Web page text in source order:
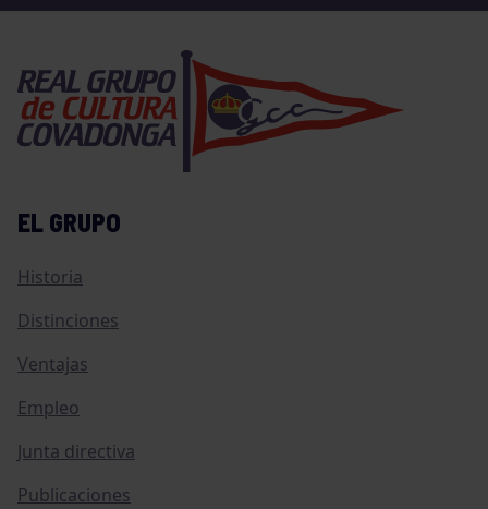
EL GRUPO
Historia
Distinciones
Ventajas
Empleo
Junta directiva
Publicaciones